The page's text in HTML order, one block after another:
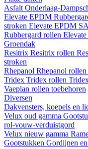
Asfalt Onderlaag-
Elevate EPDM
stroken Elevate EPDM
Rubbergard rollen
Groendak
Resitrix Resitrix rollen
stroken
Rhepanol Rhepanol
Tridex Tridex rollen
Vaeplan rollen toebehoren
Diversen
Dakvensters, koepels en
Velux oud gamma
rol-vouw-verduistgord
Velux nieuw gamma
Gootstukken Gordijnen